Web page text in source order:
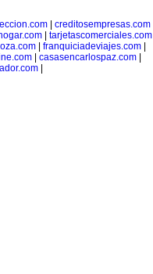
creditosempresas.com
tarjetascomerciales.com
| franquiciadeviajes.com|
casasencarlospaz.com